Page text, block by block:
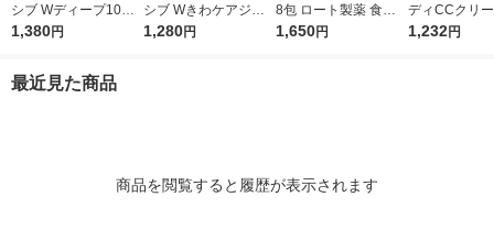
シブ Wディープ10ク
リーム ロート製薬★
（イチオシ）【指定第
1,380円
シブ Wきわケアジェ
ル 15g ロート製薬 ★
1,280円
8包 ロート製薬 食べ
すぎ・飲みすぎ・胸や
1,650円
ディCCクリ
ロート製薬
1,232円
最近見た商品
商品を閲覧すると履歴が表示されます